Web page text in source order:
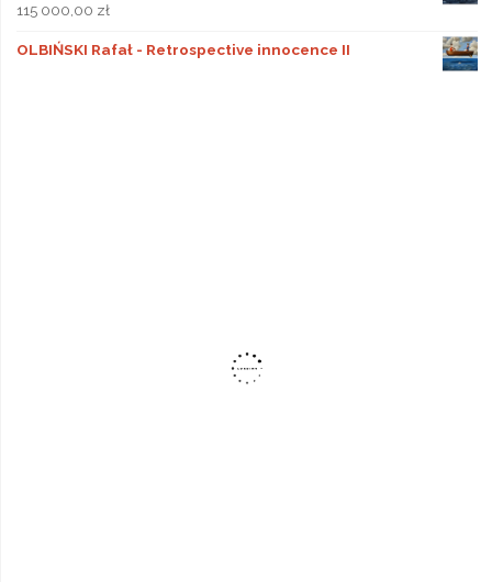
115 000,00 zł
OLBIŃSKI Rafał - Retrospective innocence II